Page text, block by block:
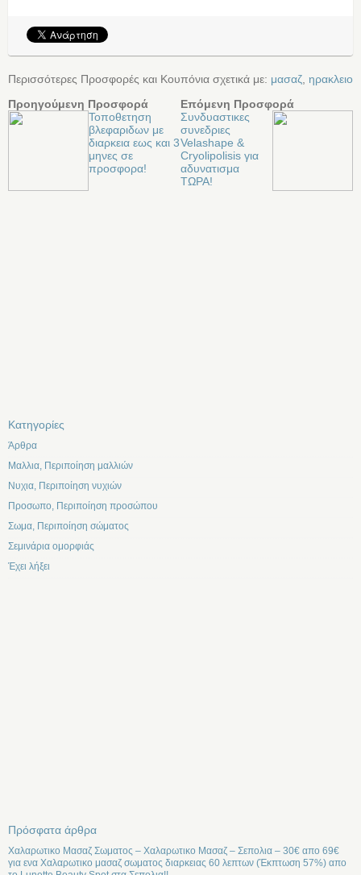
Περισσότερες Προσφορές και Κουπόνια σχετικά με: μασαζ ηρακλειο
Προηγούμενη Προσφορά
Toποθετηση
βλεφαριδων με
διαρκεια εως και 3
μηνες σε
προσφορα!
Επόμενη Προσφορά
Συνδυαστικες
συνεδριες
Velashape &
Cryolipolisis για
αδυνατισμα
ΤΩΡΑ!
Kατηγορίες
Άρθρα
Μαλλια, Περιποίηση μαλλιών
Νυχια, Περιποίηση νυχιών
Προσωπο, Περιποίηση προσώπου
Σωμα, Περιποίηση σώματος
Σεμινάρια ομορφιάς
Έχει λήξει
Πρόσφατα άρθρα
Χαλαρωτικο Μασαζ Σωματος – Χαλαρωτικο Μασαζ – Σεπολια – 30€ απο 69€
για ενα Χαλαρωτικο μασαζ σωματος διαρκειας 60 λεπτων (Έκπτωση 57%) απο